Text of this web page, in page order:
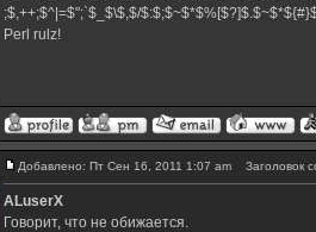
;$,++;$^|=$";`$_$\$,$/
Perl rulz!
Добавлено: Пт Сен 16, 2011 1:07 am Заголовок
ALuserX
Говорит, что не обижается.